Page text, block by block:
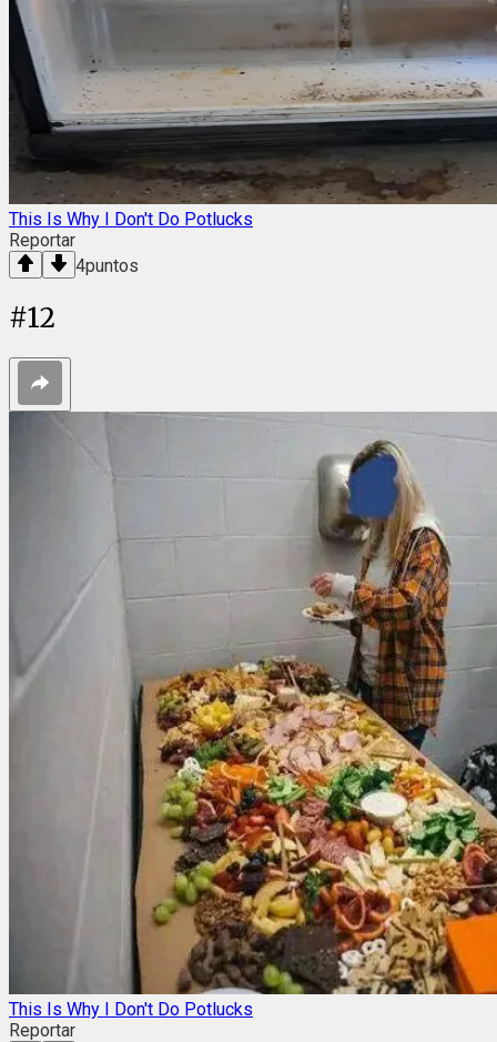
This Is Why I Don't Do Potlucks
Reportar
4puntos
#12
This Is Why I Don't Do Potlucks
Reportar